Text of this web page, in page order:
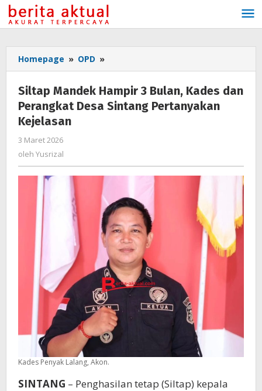
Lewati
ke
konten
Homepage » OPD »
Mandek
Hampir
3
Bulan,
Sintang
Pertanyakan
Siltap Mandek Hampir 3 Bulan, Kades dan
Perangkat Desa Sintang Pertanyakan
Kejelasan
3 Maret 2026
oleh Yusrizal
Kades Penyak Lalang, Akon.
SINTANG – Penghasilan tetap (Siltap) kepala